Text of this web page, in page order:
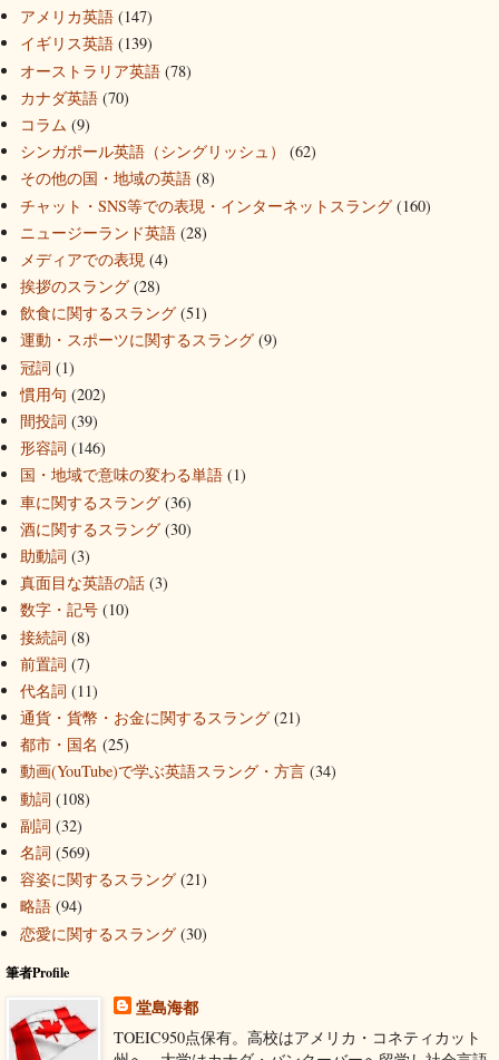
アメリカ英語 (147)
イギリス英語 (139)
オーストラリア英語 (78)
カナダ英語 (70)
コラム (9)
シンガポール英語（シングリッシュ）
(62)
その他の国・地域の英語 (8)
チャット・SNS等での表現・インターネットスラング (160)
ニュージーランド英語 (28)
メディアでの表現 (4)
挨拶のスラング (28)
飲食に関するスラング (51)
運動・スポーツに関するスラング (9)
冠詞 (1)
慣用句 (202)
間投詞 (39)
形容詞 (146)
国・地域で意味の変わる単語 (1)
車に関するスラング (36)
酒に関するスラング (30)
助動詞 (3)
真面目な英語の話 (3)
数字・記号 (10)
接続詞 (8)
前置詞 (7)
代名詞 (11)
通貨・貨幣・お金に関するスラング (21)
都市・国名 (25)
動画(YouTube)で学ぶ英語スラング・方言 (34)
動詞 (108)
副詞 (32)
名詞 (569)
容姿に関するスラング (21)
略語 (94)
恋愛に関するスラング (30)
筆者Profile
堂島海都
TOEIC950点保有。高校はアメリカ・コネティカット